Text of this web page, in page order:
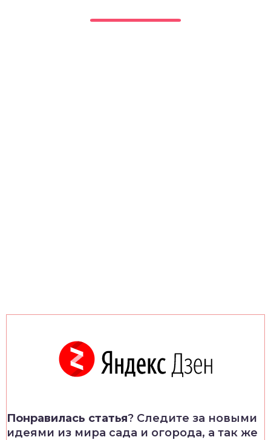
Понравилась статья? Следите за новыми
идеями из мира сада и огорода, а так же